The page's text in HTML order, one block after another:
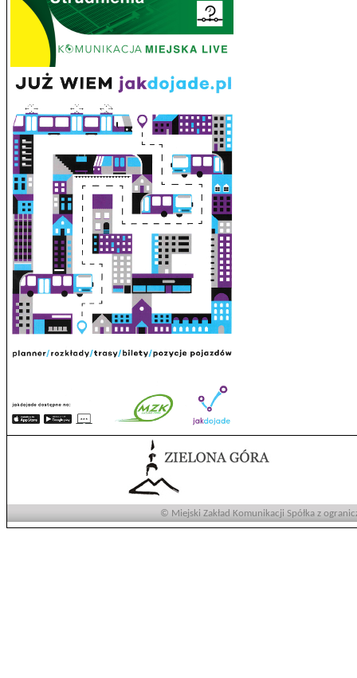
© Miejski Zakład Komunikacji Spółka z